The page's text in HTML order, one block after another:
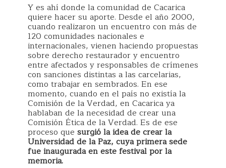
Y es ahí donde la comunidad de Cacarica
quiere hacer su aporte. Desde el año 2000,
cuando realizaron un encuentro con más de
120 comunidades nacionales e
internacionales, vienen haciendo propuestas
sobre derecho restaurador y encuentro
entre afectados y responsables de crímenes
con sanciones distintas a las carcelarias,
como trabajar en sembrados. En ese
momento, cuando en el país no existía la
Comisión de la Verdad, en Cacarica ya
hablaban de la necesidad de crear una
Comisión Ética de la Verdad. Es de ese
proceso que surgió la idea de crear la
Universidad de la Paz, cuya primera sede
fue inaugurada en este festival por la
memoria.